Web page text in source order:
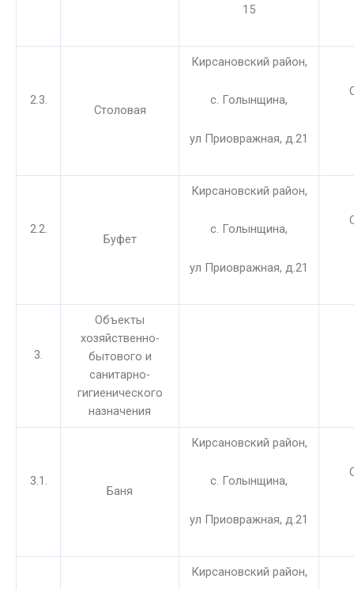
15
2.3.
Столовая
Кирсановский район,
с. Голынщина,
ул Приовражная, д.21
2.2.
Буфет
Кирсановский район,
с. Голынщина,
ул Приовражная, д.21
3.
Объекты
хозяйственно-
бытового и
санитарно-
гигиенического
назначения
3.1.
Баня
Кирсановский район,
с. Голынщина,
ул Приовражная, д.21
Кирсановский район,